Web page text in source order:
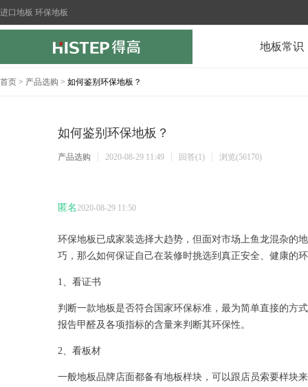
进口地板 环保地板
地板常识
首页 > 产品选购 > 如何鉴别环保地板？
如何鉴别环保地板？
产品选购 2020-08-29 11:49 回答(1) 浏览(56170)
匿名2020-08-29 11:50
环保地板已成家装选择大趋势，但面对市场上鱼龙混杂的
巧，那么如何保证自己在装修时挑选到真正安全、健康的
1、看证书
判断一款地板是否符合国家环保标准，最为简单直接的方
报告甲醛及各项指标的含量来判断其环保性。
2、看板材
一般地板品牌店面都备有地板样块，可以跟店员索要样块